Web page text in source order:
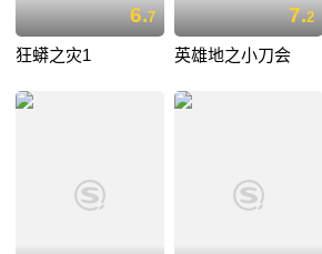
6.7
狂蟒之灾1
7.2
英雄地之小刀会